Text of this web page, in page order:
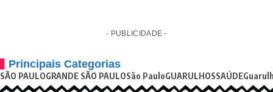
- PUBLICIDADE -
Principais Categorias
SÃO PAULOGRANDE SÃO PAULOSão PauloGUARULHOSSAÚDE